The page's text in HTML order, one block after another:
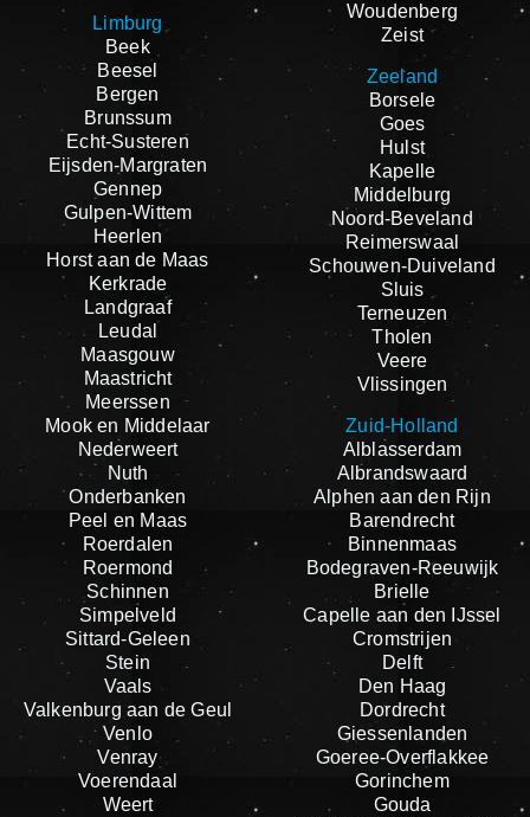
Limburg
Beek
Beesel
Bergen
Brunssum
Echt-Susteren
Eijsden-Margraten
Gennep
Gulpen-Wittem
Heerlen
Horst aan de Maas
Kerkrade
Landgraaf
Leudal
Maasgouw
Maastricht
Meerssen
Mook en Middelaar
Nederweert
Nuth
Onderbanken
Peel en Maas
Roerdalen
Roermond
Schinnen
Simpelveld
Sittard-Geleen
Stein
Vaals
Valkenburg aan de Geul
Venlo
Venray
Voerendaal
Weert
Woudenberg
Zeist
Zeeland
Borsele
Goes
Hulst
Kapelle
Middelburg
Noord-Beveland
Reimerswaal
Schouwen-Duiveland
Sluis
Terneuzen
Tholen
Veere
Vlissingen
Zuid-Holland
Alblasserdam
Albrandswaard
Alphen aan den Rijn
Barendrecht
Binnenmaas
Bodegraven-Reeuwijk
Brielle
Capelle aan den IJssel
Cromstrijen
Delft
Den Haag
Dordrecht
Giessenlanden
Goeree-Overflakkee
Gorinchem
Gouda